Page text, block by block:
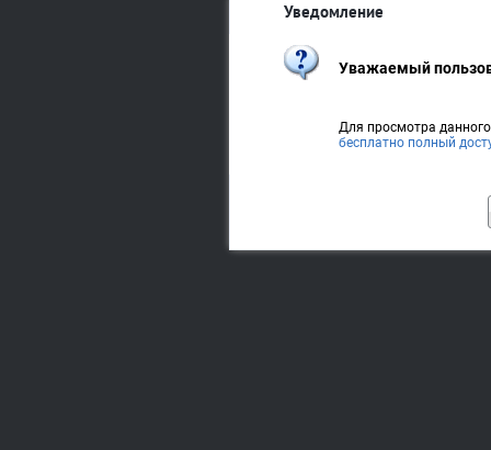
Уведомление
Уважаемый
Для просмотра
бесплатно полный